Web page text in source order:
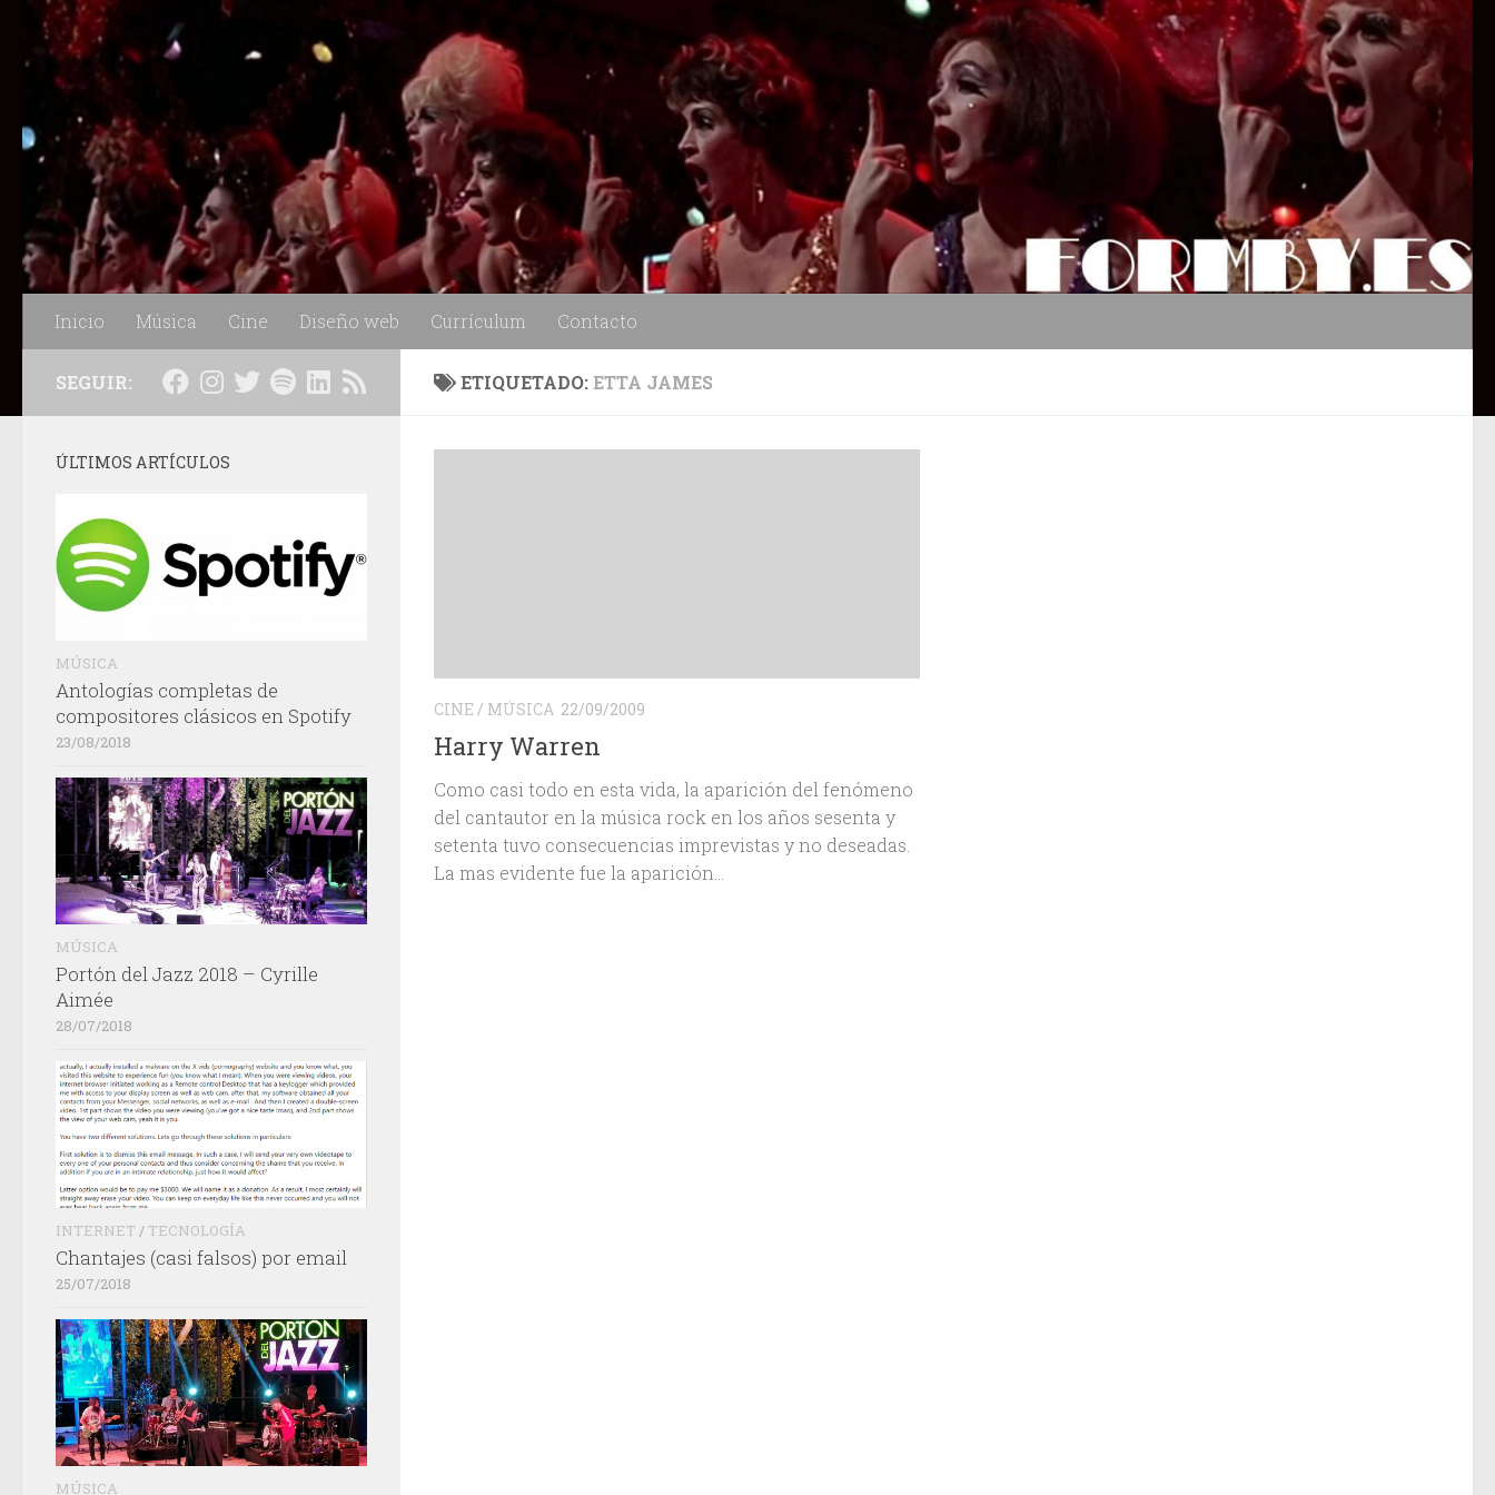
Saltar al contenido
Inicio Música Cine Diseño web Currículum Contacto
ETIQUETADO: ETTA JAMES
CINE / MÚSICA 22/09/2009
Harry Warren
Como casi todo en esta vida, la aparición del fenómeno
del cantautor en la música rock en los años sesenta y
setenta tuvo consecuencias imprevistas y no deseadas.
La mas evidente fue la aparición...
SEGUIR:
ÚLTIMOS ARTÍCULOS
MÚSICA
Antologías completas de
compositores clásicos en Spotify
23/08/2018
MÚSICA
Portón del Jazz 2018 – Cyrille
Aimée
28/07/2018
INTERNET / TECNOLOGÍA
Chantajes (casi falsos) por email
25/07/2018
MÚSICA